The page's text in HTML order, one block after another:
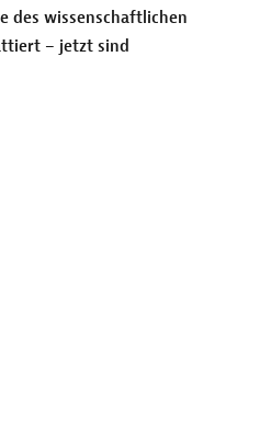
des wissenschaftlichen
– jetzt sind